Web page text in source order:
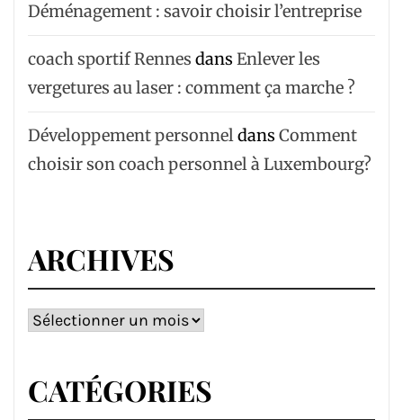
Déménagement : savoir choisir l’entreprise
coach sportif Rennes dans Enlever les
vergetures au laser : comment ça marche ?
Développement personneldans Comment
choisir son coach personnel à Luxembourg?
ARCHIVES
Archives
CATÉGORIES